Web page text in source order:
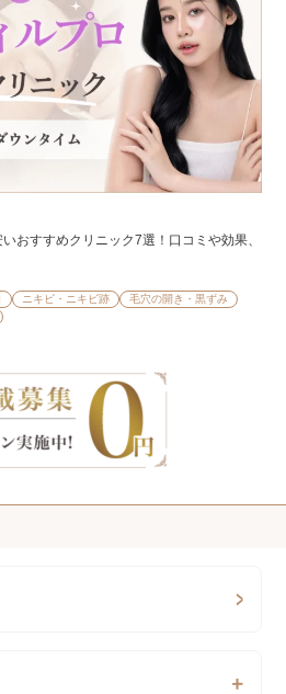
おすすめクリニック7選！口コミや効果、
ニキビ・ニキビ跡
毛穴の開き・黒ずみ